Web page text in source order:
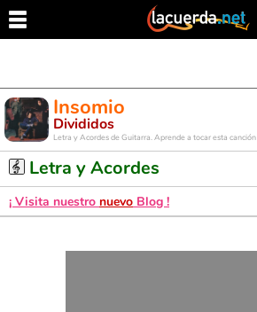
Insomio
Divididos
Letra y Acordes de Guitarra. Aprende a tocar esta canción
Letra y Acordes
¡ Visita nuestro nuevo Blog !